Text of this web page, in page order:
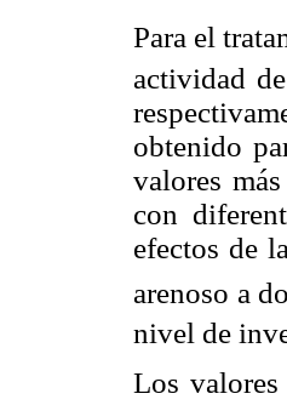
Para el
actividad
obtenido
valores
con
efectos de
arenoso a
nivel de
Los